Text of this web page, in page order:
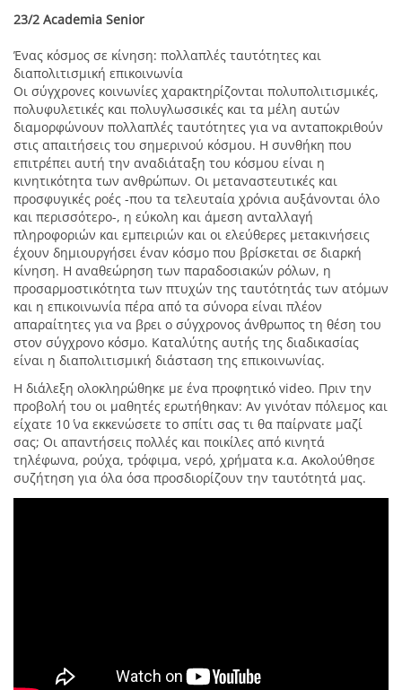
23/2 Academia Senior
Ένας κόσμος σε κίνηση: πολλαπλές ταυτότητες και
διαπολιτισμική επικοινωνία
Οι σύγχρονες κοινωνίες χαρακτηρίζονται πολυπολιτισμικές,
πολυφυλετικές και πολυγλωσσικές και τα μέλη αυτών
διαμορφώνουν πολλαπλές ταυτότητες για να ανταποκριθούν
στις απαιτήσεις του σημερινού κόσμου. Η συνθήκη που
επιτρέπει αυτή την αναδιάταξη του κόσμου είναι η
κινητικότητα των ανθρώπων. Οι μεταναστευτικές και
προσφυγικές ροές -που τα τελευταία χρόνια αυξάνονται όλο
και περισσότερο-, η εύκολη και άμεση ανταλλαγή
πληροφοριών και εμπειριών και οι ελεύθερες μετακινήσεις
έχουν δημιουργήσει έναν κόσμο που βρίσκεται σε διαρκή
κίνηση. Η αναθεώρηση των παραδοσιακών ρόλων, η
προσαρμοστικότητα των πτυχών της ταυτότητάς των ατόμων
και η επικοινωνία πέρα από τα σύνορα είναι πλέον
απαραίτητες για να βρει ο σύγχρονος άνθρωπος τη θέση του
στον σύγχρονο κόσμο. Καταλύτης αυτής της διαδικασίας
είναι η διαπολιτισμική διάσταση της επικοινωνίας.
Η διάλεξη ολοκληρώθηκε με ένα προφητικό video. Πριν την
προβολή του οι μαθητές ερωτήθηκαν: Αν γινόταν πόλεμος και
είχατε 10΄ να εκκενώσετε το σπίτι σας τι θα παίρνατε μαζί
σας; Οι απαντήσεις πολλές και ποικίλες από κινητά
τηλέφωνα, ρούχα, τρόφιμα, νερό, χρήματα κ.α. Ακολούθησε
συζήτηση για όλα όσα προσδιορίζουν την ταυτότητά μας.